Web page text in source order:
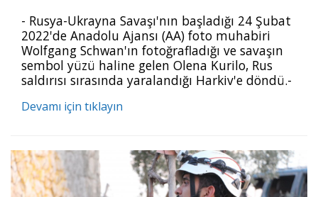
- Rusya-Ukrayna Savaşı'nın başladığı 24 Şubat
2022'de Anadolu Ajansı (AA) foto muhabiri
Wolfgang Schwan'ın fotoğrafladığı ve savaşın
sembol yüzü haline gelen Olena Kurilo, Rus
saldırısı sırasında yaralandığı Harkiv'e döndü.-
binaya roketin isabet etmesi sonucu
geri dönmeye karar verdiğini söyledi.- Kurilo,
"Yaralanmamış olsaydım ülkemi asla terk
etmezdim.
Devamı için tıklayın